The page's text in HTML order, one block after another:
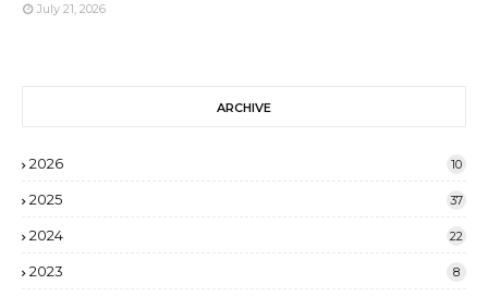
July 21, 2026
ARCHIVE
2026 10
2025 37
2024 22
2023 8